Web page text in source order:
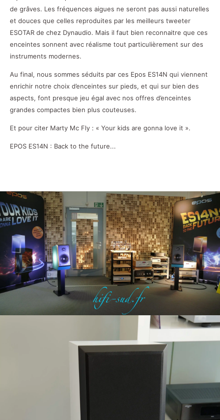
de grâves. Les fréquences aigues ne seront pas aussi naturelles
et douces que celles reproduites par les meilleurs tweeter
ESOTAR de chez Dynaudio. Mais il faut bien reconnaitre que ces
enceintes sonnent avec réalisme tout particulièrement sur des
instruments modernes.
Au final, nous sommes séduits par ces Epos ES14N qui viennent
enrichir notre choix d’enceintes sur pieds, et qui sur bien des
aspects, font presque jeu égal avec nos offres d’enceintes
grandes compactes bien plus couteuses.
Et pour citer Marty Mc Fly : « Your kids are gonna love it ».
EPOS ES14N : Back to the future...